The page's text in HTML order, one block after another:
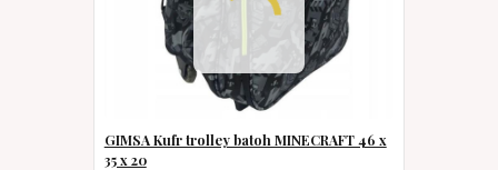
GIMSA Kufr trolley batoh MINECRAFT 46 x
35 x 20